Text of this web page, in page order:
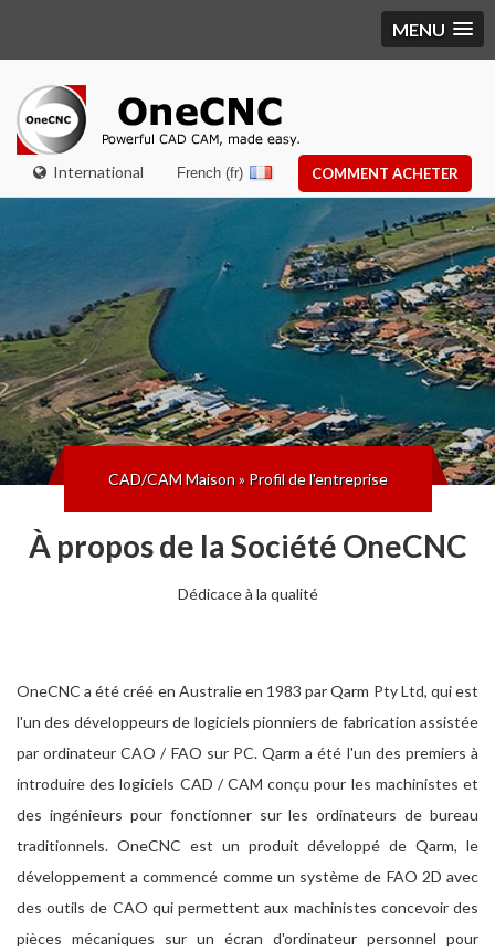
MENU
International COMMENT ACHETER
French (fr)
CAD/CAM Maison» Profil de l'entreprise
À propos de la Société OneCNC
Dédicace à la qualité
OneCNC a été créé en Australie en 1983 par Qarm Pty Ltd, qui est
l'un des développeurs de logiciels pionniers de fabrication assistée
par ordinateur CAO / FAO sur PC. Qarm a été l'un des premiers à
introduire des logiciels CAD / CAM conçu pour les machinistes et
des ingénieurs pour fonctionner sur les ordinateurs de bureau
traditionnels. OneCNC est un produit développé de Qarm, le
développement a commencé comme un système de FAO 2D avec
des outils de CAO qui permettent aux machinistes concevoir des
pièces mécaniques sur un écran d'ordinateur personnel pour